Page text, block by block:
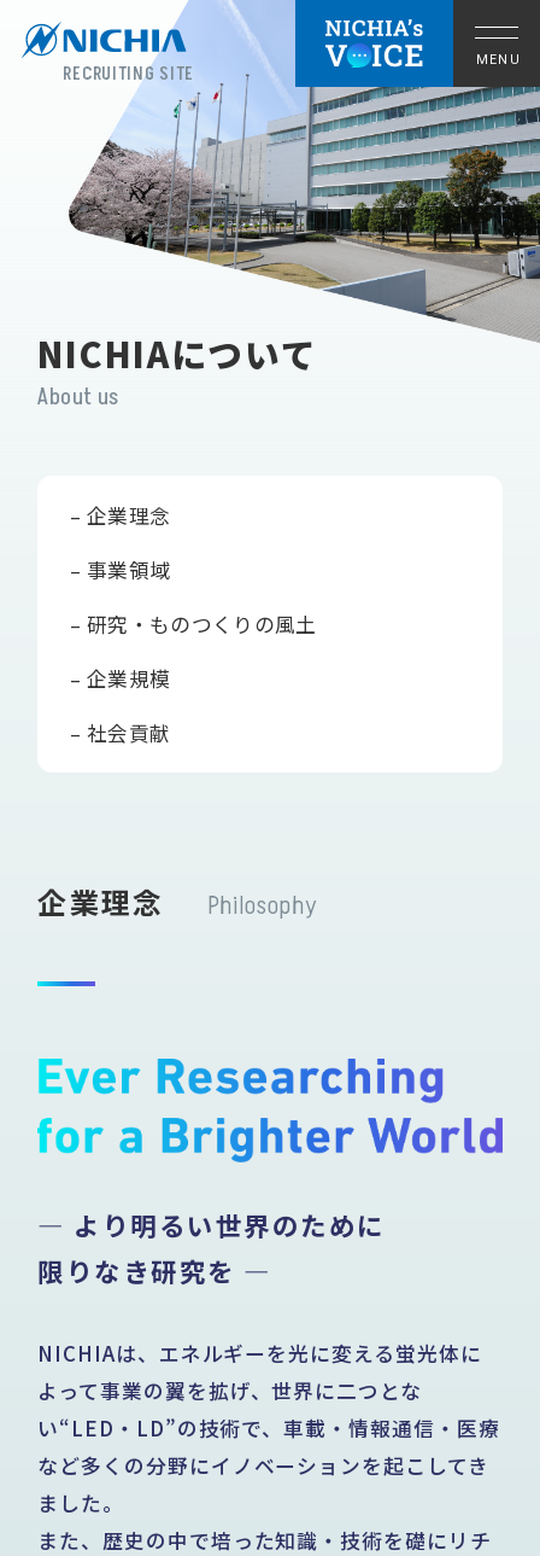
RECRUITING SITE
NICHIAについて
About us
– 企業理念
– 事業領域
– 研究・ものつくりの風土
– 企業規模
– 社会貢献
企業理念 Philosophy
— より明るい世界のために
限りなき研究を —
NICHIAは、エネルギーを光に変える蛍光体に
よって事業の翼を拡げ、世界に二つとな
い“LED・LD”の技術で、車載・情報通信・医療
など多くの分野にイノベーションを起こしてき
ました。
また、歴史の中で培った知識・技術を礎にリチ